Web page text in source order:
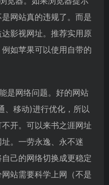
网站真的违规了。而是
影视网址。推荐实用原
如苹果可以使用自带的
是网络问题。好的网站
、移动)进行优化，所以
开。可以来书之涯网址
。一劳永逸、永不迷
己的网络切换成更稳定
站需要科学上网（不是